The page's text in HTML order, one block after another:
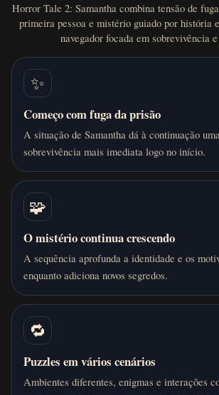
Horror Tale 2: Samantha combina tensão de
primeira pessoa e mistério guiado por história
navegador focada em sobrevivência
✨
Começo com fuga da prisão
A situação de Samantha dá à continuação
sobrevivência mais imediata logo no início.
🧩
O mistério continua crescendo
A sequência aprofunda a identidade e os
enquanto adiciona novos segredos.
🔁
Puzzles em vários cenários
Ambientes diferentes, enigmas e interações